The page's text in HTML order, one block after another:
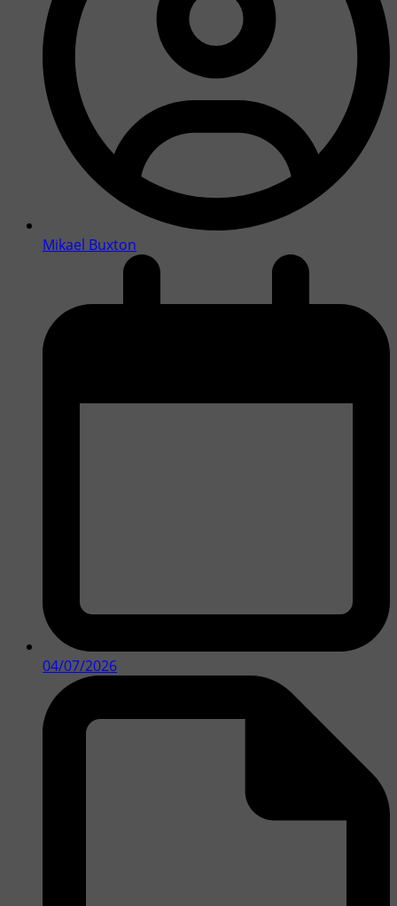
Mikael Buxton
04/07/2026